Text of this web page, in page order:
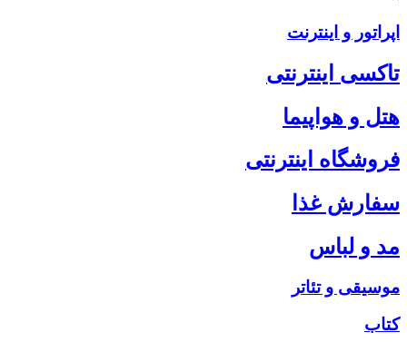
اپراتور و اینترنت
تاکسی اینترنتی
هتل و هواپیما
فروشگاه اینترنتی
سفارش غذا
مد و لباس
موسیقی و تئاتر
کتاب